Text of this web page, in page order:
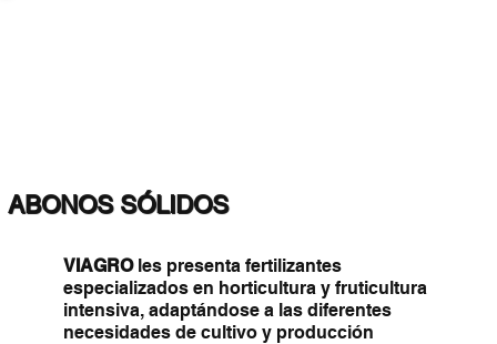
VIAGROles presenta fertilizantes
especializados en horticultura y fruticultura
intensiva, adaptándose a las diferentes
necesidades de cultivo y producción
ABONOS SÓLIDOS